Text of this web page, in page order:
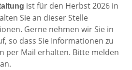
ist für den Herbst 2026 in
Sie an dieser Stelle
Gerne nehmen wir Sie in
so dass Sie Informationen zu
per Mail erhalten. Bitte melden
an.